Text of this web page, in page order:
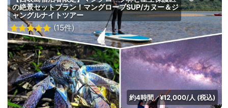
の絶景セットプラン！マングローブSUP/カヌー＆ジ
ャングルナイトツアー
(15件)
約4時間／¥12,000/人 (税込)